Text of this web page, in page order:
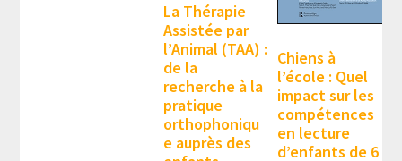
La Thérapie
Assistée par
l’Animal (TAA) :
de la
recherche à la
pratique
orthophoniqu
e auprès des
Chiens à
l’école : Quel
impact sur les
compétences
en lecture
d’enfants de 6